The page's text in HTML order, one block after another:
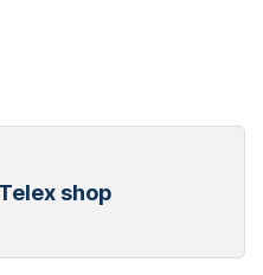
Telex shop